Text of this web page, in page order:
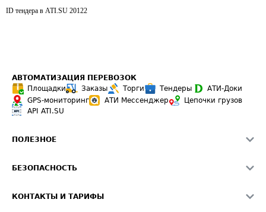
ID тендера в ATI.SU 20122
АВТОМАТИЗАЦИЯ ПЕРЕВОЗОК
Площадки
Заказы Торги Тендеры
АТИ-Доки
GPS-мониторинг
АТИ Мессенджер
Цепочки грузов
API ATI.SU
ПОЛЕЗНОЕ
Звезды ATI.SU на вашем сайте
БЕЗОПАСНОСТЬ
КОНТАКТЫ И ТАРИФЫ